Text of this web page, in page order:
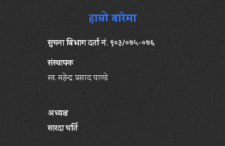
हाम्रो बारेमा
सुचना बिभाग दर्ता नं. ९०३/०७५-०७६
संस्थापक
स्व. महेन्द्र प्रसाद पाण्डे
अध्यक्ष
सारदा घर्ति